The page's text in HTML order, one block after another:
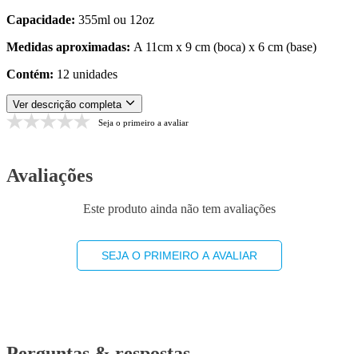
Capacidade: 355ml ou 12oz
Medidas aproximadas: A 11cm x 9 cm (boca) x 6 cm (base)
Contém: 12 unidades
Ver descrição completa
Seja o primeiro a avaliar
Avaliações
Este produto ainda não tem avaliações
SEJA O PRIMEIRO A AVALIAR